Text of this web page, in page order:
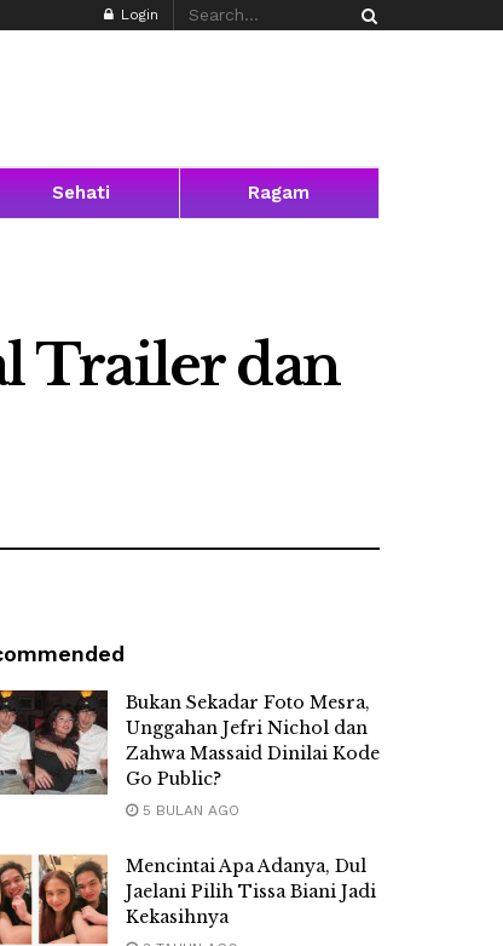
Login
Sehati Ragam
Trailer dan
Bukan Sekadar Foto Mesra,
Unggahan Jefri Nichol dan
Zahwa Massaid Dinilai Kode
Go Public?
5 BULAN AGO
Mencintai Apa Adanya, Dul
Jaelani Pilih Tissa Biani Jadi
Kekasihnya